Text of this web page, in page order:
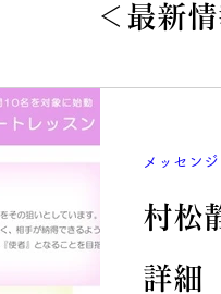
​＜ 最新
村松
詳細
メッセン